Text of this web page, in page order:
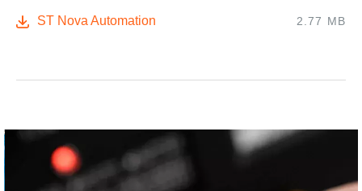
ST Nova Automation 2.77 MB